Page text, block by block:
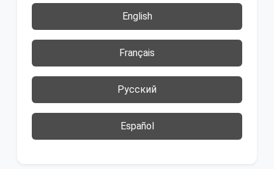
English
Français
Русский
Español